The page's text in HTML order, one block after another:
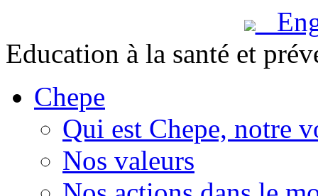
Education à la santé et
Chepe
Qui est Chepe, notre
Nos valeurs